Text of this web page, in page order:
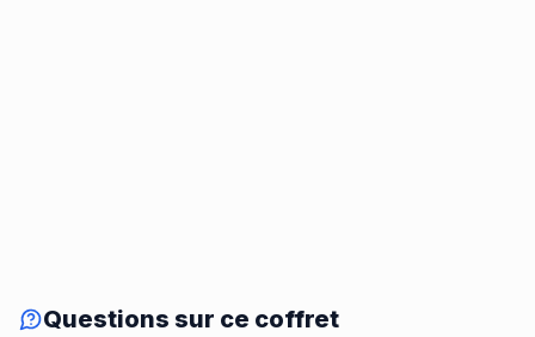
Questions sur ce coffret